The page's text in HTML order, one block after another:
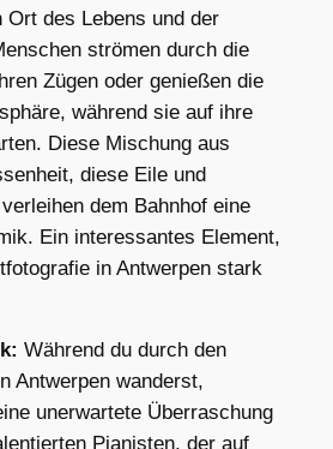
Ort des Lebens und der
strömen durch die
Zügen oder genießen die
während sie auf ihre
Diese Mischung aus
diese Eile und
dem Bahnhof eine
Ein interessantes Element,
in Antwerpen stark
Während du durch den
Antwerpen wanderst,
unerwartete Überraschung
Pianisten, der auf